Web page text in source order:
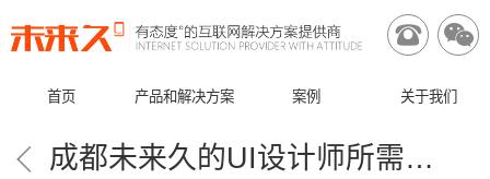
 
首页 产品和解决方案 案例 关于我们
 成都未来久的UI设计师所需要用到的工具